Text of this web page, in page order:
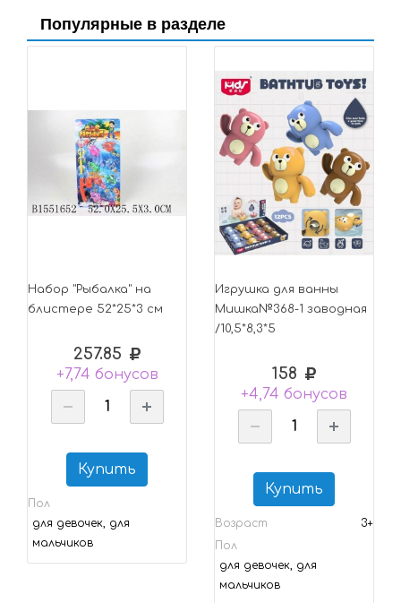
Популярные в разделе
Набор "Рыбалка" на
блистере 52*25*3 см
257.85
+7,74 бонусов
Купить
Пол
для девочек, для
мальчиков
Игрушка для ванны
Мишка№368-1 заводная
/10,5*8,3*5
158
+4,74 бонусов
Купить
Возраст
3+
Пол
для девочек, для
мальчиков